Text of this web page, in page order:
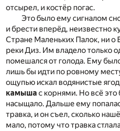
отсырел, и костёр погас.
Это было ему сигналом
и брести вперёд, неизвестно
Стране Маленьких Палок, ни о
реки Диз. Им владело только
помешался от голода. Ему
лишь бы идти по ровному
ощупью искал водянистые
камыша с корнями. Но всё это
насыщало. Дальше ему
травка, и он съел, сколько
мало, потому что травка